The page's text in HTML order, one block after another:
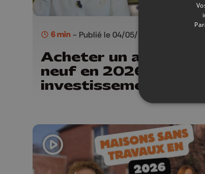
6 min - Publié le 04/05/2026
Acheter un
neuf en 2026, un bon
investissement ?